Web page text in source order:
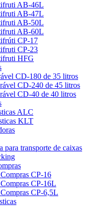
AB-46L
AB-47L
AB-50L
AB-60L
CP-17
CP-23
HFG
CD-180 de 35 litros
CD-240 de 45 litros
CD-40 de 40 litros
ALC
KLT
para transporte de caixas
CP-16
CP-16L
CP-6,5L